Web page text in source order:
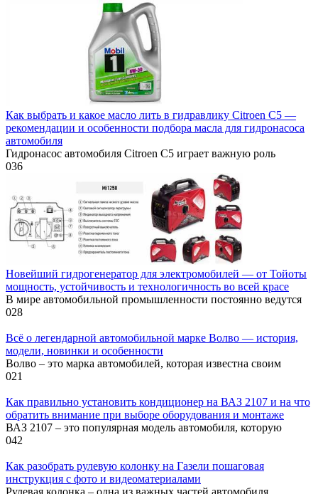
Как выбрать и какое масло лить в гидравлику Citroen C5 —
рекомендации и особенности подбора масла для гидронасоса
автомобиля
Гидронасос автомобиля Citroen C5 играет важную роль
036
Новейший гидрогенератор для электромобилей — от Тойоты
мощность, устойчивость и технологичность во всей красе
В мире автомобильной промышленности постоянно ведутся
028
Всё о легендарной автомобильной марке Волво — история,
модели, новинки и особенности
Волво – это марка автомобилей, которая известна своим
021
Как правильно установить кондиционер на ВАЗ 2107 и на что
обратить внимание при выборе оборудования и монтаже
ВАЗ 2107 – это популярная модель автомобиля, которую
042
Как разобрать рулевую колонку на Газели пошаговая
инструкция с фото и видеоматериалами
Рулевая колонка – одна из важных частей автомобиля